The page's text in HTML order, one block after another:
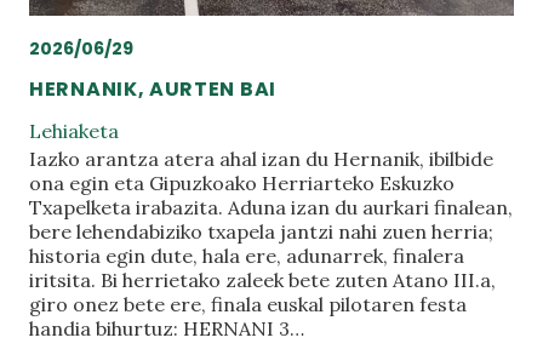
2026/06/29
HERNANIK, AURTEN BAI
Lehiaketa
Iazko arantza atera ahal izan du Hernanik, ibilbide
ona egin eta Gipuzkoako Herriarteko Eskuzko
Txapelketa irabazita. Aduna izan du aurkari finalean,
bere lehendabiziko txapela jantzi nahi zuen herria;
historia egin dute, hala ere, adunarrek, finalera
iritsita. Bi herrietako zaleek bete zuten Atano III.a,
giro onez bete ere, finala euskal pilotaren festa
handia bihurtuz: HERNANI 3…